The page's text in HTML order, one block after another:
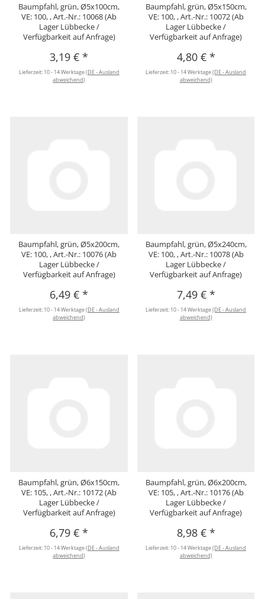
Baumpfahl, grün, Ø5x100cm,
VE: 100, , Art.-Nr.: 10068 (Ab
Lager Lübbecke /
Verfügbarkeit auf Anfrage)
3,19 €*
Lieferzeit: 10 - 14 Werktage(DE - Ausland
abweichend)
Baumpfahl, grün, Ø5x150cm,
VE: 100, , Art.-Nr.: 10072 (Ab
Lager Lübbecke /
Verfügbarkeit auf Anfrage)
4,80 € *
Lieferzeit: 10 - 14 Werktage(DE - Ausland
abweichend)
Baumpfahl, grün, Ø5x200cm,
VE: 100, , Art.-Nr.: 10076 (Ab
Lager Lübbecke /
Verfügbarkeit auf Anfrage)
6,49 €*
Lieferzeit: 10 - 14 Werktage(DE - Ausland
abweichend)
Baumpfahl, grün, Ø5x240cm,
VE: 100, , Art.-Nr.: 10078 (Ab
Lager Lübbecke /
Verfügbarkeit auf Anfrage)
7,49 € *
Lieferzeit: 10 - 14 Werktage(DE - Ausland
abweichend)
Baumpfahl, grün, Ø6x150cm,
VE: 105, , Art.-Nr.: 10172 (Ab
Lager Lübbecke /
Verfügbarkeit auf Anfrage)
6,79 €*
Lieferzeit: 10 - 14 Werktage(DE - Ausland
abweichend)
Baumpfahl, grün, Ø6x200cm,
VE: 105, , Art.-Nr.: 10176 (Ab
Lager Lübbecke /
Verfügbarkeit auf Anfrage)
8,98 € *
Lieferzeit: 10 - 14 Werktage(DE - Ausland
abweichend)